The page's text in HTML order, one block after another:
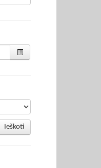
Ieškoti